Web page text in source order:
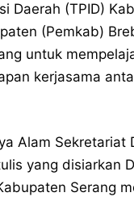
Daerah (TPID)
(Pemkab)
untuk
kerjasama
Alam Sekretariat
yang disiarkan
Serang